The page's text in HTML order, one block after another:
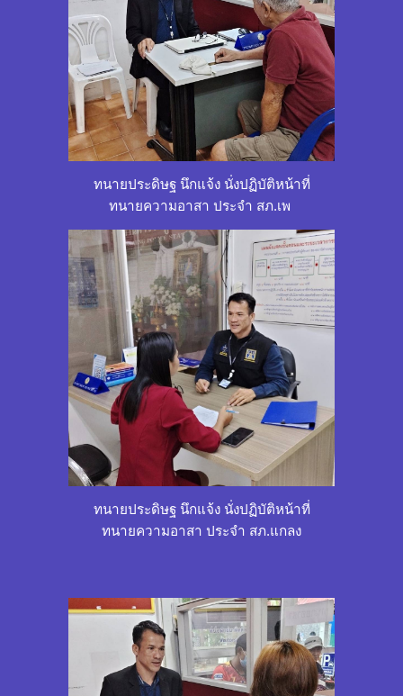
ทนายประดิษฐ นึกแจ้ง นั่งปฏิบัติหน้าที่
ทนายความอาสา ประจำ สภ.เพ
ทนายประดิษฐ นึกแจ้ง นั่งปฏิบัติหน้าที่
ทนายความอาสา ประจำ สภ.แกลง